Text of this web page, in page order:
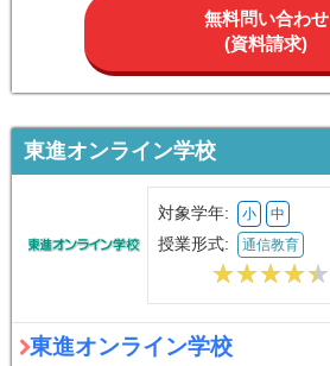
無料問い合わせ
(資料請求)
東進オンライン学校
対象学年: 小 中
授業形式: 通信教育
東進オンライン学校